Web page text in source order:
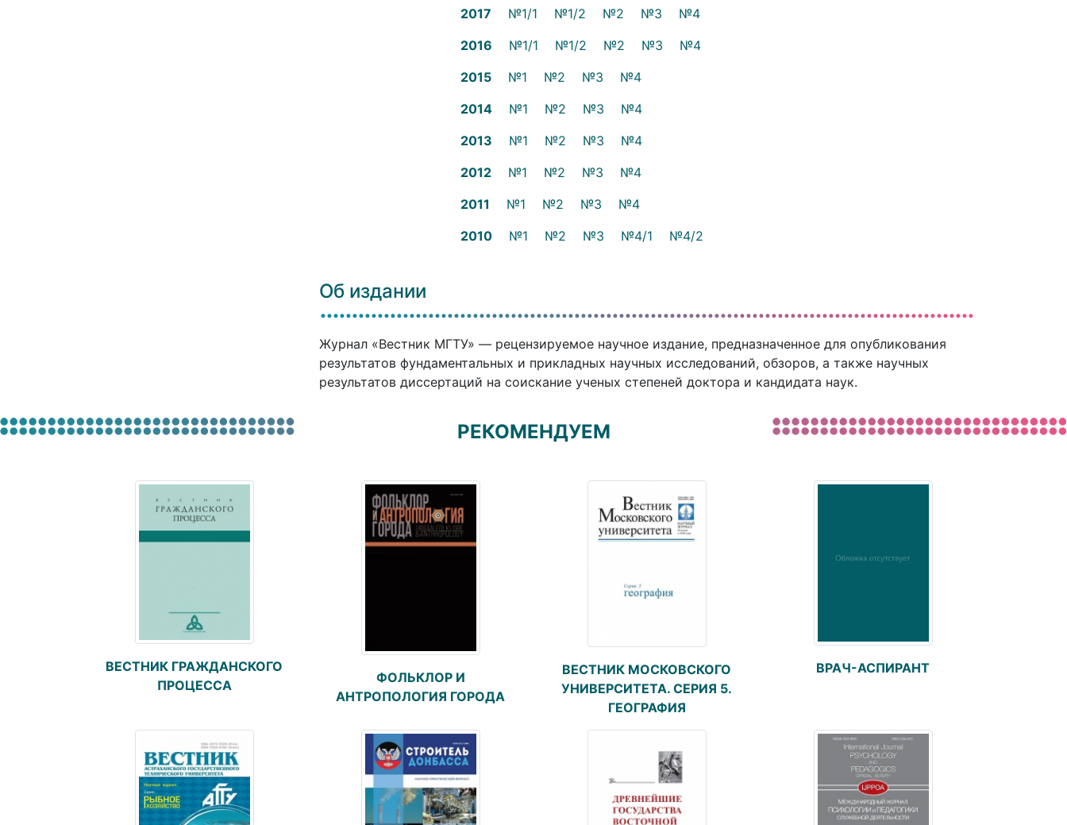
2017
№1/1 №1/2 №2 №3
№4
2016
№1/1 №1/2 №2 №3
№4
2015
№1 №2 №3
№4
2014
№1 №2 №3
№4
2013
№1 №2 №3
№4
2012
№1 №2 №3
№4
2011
№1 №2 №3
№4
2010
№1 №2 №3 №4/1 №4/2
Об издании
Журнал «Вестник МГТУ» — рецензируемое научное издание, предназначенное для опубликования
результатов фундаментальных и прикладных научных исследований, обзоров, а также научных
результатов диссертаций на соискание ученых степеней доктора и кандидата наук.
РЕКОМЕНДУЕМ
ВЕСТНИК ГРАЖДАНСКОГО
ПРОЦЕССА
ФОЛЬКЛОР И
АНТРОПОЛОГИЯ ГОРОДА
ВЕСТНИК МОСКОВСКОГО
УНИВЕРСИТЕТА. СЕРИЯ 5.
ГЕОГРАФИЯ
ВРАЧ-АСПИРАНТ